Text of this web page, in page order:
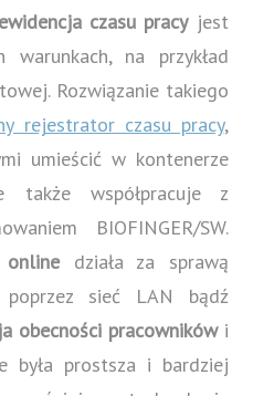
ewidencja czasu pracyjest
na przykład
Rozwiązanie takiego
rejestrator czasu pracy,
umieścić w kontenerze
także współpracuje z
BIOFINGER/SW.
onlinedziała za sprawą
poprzez sieć LAN bądź
obecności pracownikówi
była prostsza i bardziej